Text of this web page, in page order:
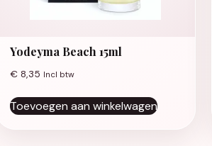
Yodeyma Beach 15ml
€ 8,35 Incl btw
Toevoegen aan winkelwagen